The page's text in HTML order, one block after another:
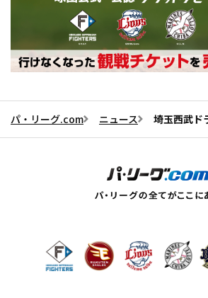
パ・リーグ.com ニュース 埼玉西武ド